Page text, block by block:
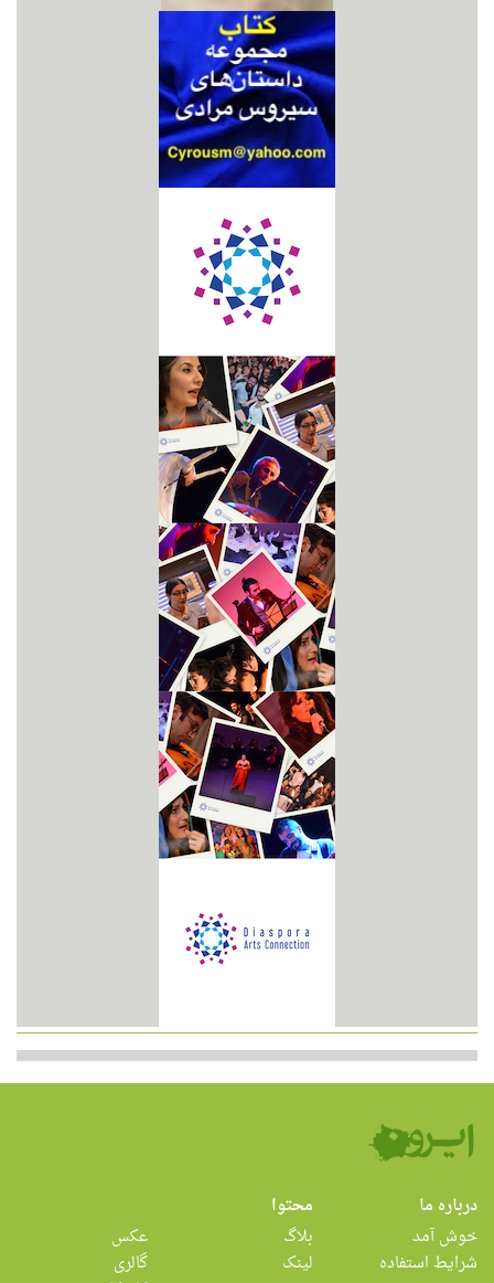
درباره ما
خوش آمد
شرایط استفاده
محتوا
بلاگ
لینک
عکس
گالری